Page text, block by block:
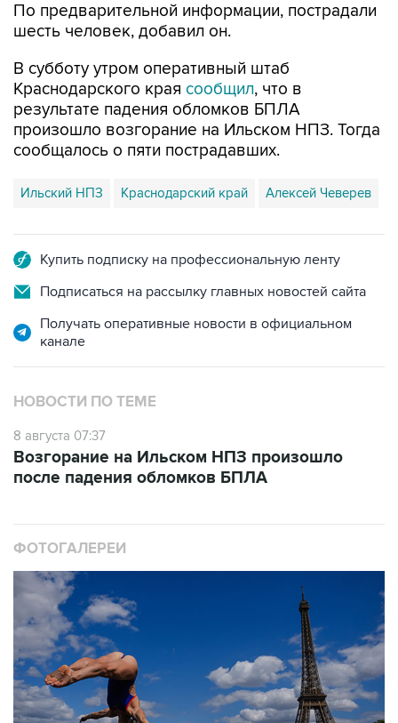
По предварительной информации, пострадали
шесть человек, добавил он.
В субботу утром оперативный штаб
Краснодарского края сообщил, что в
результате падения обломков БПЛА
произошло возгорание на Ильском НПЗ. Тогда
сообщалось о пяти пострадавших.
Ильский НПЗ Краснодарский край Алексей Чеверев
Купить подписку на профессиональную ленту
Подписаться на рассылку главных новостей сайта
Получать оперативные новости в официальном
канале
НОВОСТИ ПО ТЕМЕ
8 августа 07:37
Возгорание на Ильском НПЗ произошло
после падения обломков БПЛА
ФОТОГАЛЕРЕИ